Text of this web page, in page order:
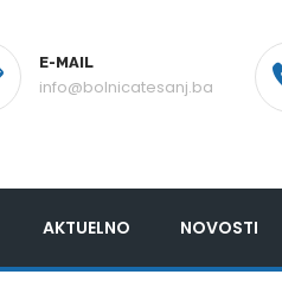
E-MAIL
info@bolnicatesanj.ba
AKTUELNO NOVOSTI